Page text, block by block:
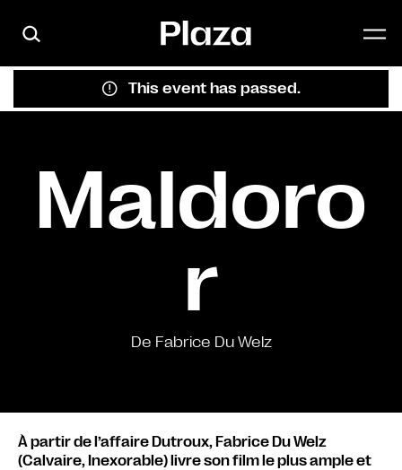
This event has passed.
Maldoro
r
De Fabrice Du Welz
À partir de l’affaire Dutroux, Fabrice Du Welz
(Calvaire, Inexorable) livre son film le plus ample et